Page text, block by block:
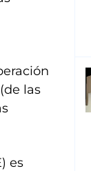
las
es